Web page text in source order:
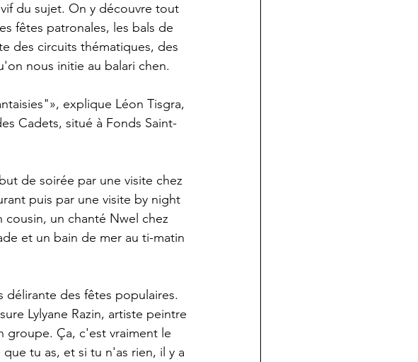
du sujet. On y découvre tout
fêtes patronales, les bals de
des circuits thématiques, des
nous initie au balari chen.
explique Léon Tisgra,
Cadets, situé à Fonds Saint-
de soirée par une visite chez
puis par une visite by night
un chanté Nwel chez
et un bain de mer au ti-matin
délirante des fêtes populaires.
Lylyane Razin, artiste peintre
groupe. Ça, c'est vraiment le
tu as, et si tu n'as rien, il y a